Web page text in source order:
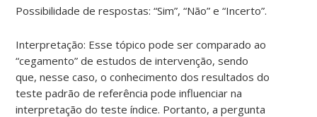
Possibilidade de respostas: “Sim”, “Não” e “Incerto”.
Interpretação: Esse tópico pode ser comparado ao
“cegamento” de estudos de intervenção, sendo
que, nesse caso, o conhecimento dos resultados do
teste padrão de referência pode influenciar na
interpretação do teste índice. Portanto, a pergunta